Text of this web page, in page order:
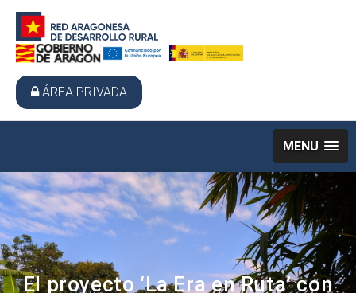
ÁREA PRIVADA
MENU
El proyecto ‘La Era en Ruta’ con